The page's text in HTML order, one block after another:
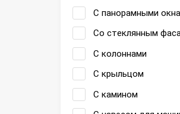
С панорамными
Со стеклянным
С колоннами
С крыльцом
С камином